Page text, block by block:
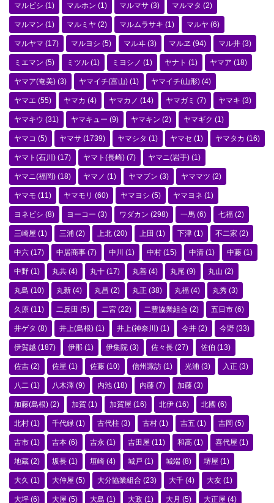
マルビシ (1) マルホン (1) マルマサ (3) マルマタ (2)
マルマン (1) マルミヤ (2) マルムラサキ (1) マルヤ (6)
マルヤマ (17) マルヨシ (5) マルヰ (3) マルヱ (94) マル井 (3)
ミエマン (5) ミツル (1) ミヨシノ (1) ヤナト (1) ヤマア (18)
ヤマア(奄美) (3) ヤマイチ(富山) (1) ヤマイチ(山形) (4)
ヤマエ (55) ヤマカ (4) ヤマカノ (14) ヤマガミ (7) ヤマキ (3)
ヤマキウ (31) ヤマキュー (9) ヤマキン (2) ヤマギク (1)
ヤマコ (5) ヤマサ (1739) ヤマシタ (1) ヤマセ (1) ヤマタカ (16)
ヤマト(石川) (17) ヤマト(長崎) (7) ヤマニ(岩手) (1)
ヤマニ(福岡) (18) ヤマノ (1) ヤマブン (3) ヤママツ (2)
ヤマモ (11) ヤマモリ (60) ヤマヨシ (5) ヤマヨネ (1)
ヨネビシ (8) ヨーコー (3) ワダカン (298) 一馬 (6) 七福 (2)
三崎屋 (1) 三浦 (2) 上北 (20) 上田 (1) 下津 (1) 不二家 (2)
中六 (17) 中居商事 (7) 中川 (1) 中村 (15) 中清 (1) 中藤 (1)
中野 (1) 丸共 (4) 丸十 (17) 丸善 (4) 丸尾 (9) 丸山 (2)
丸島 (10) 丸新 (4) 丸昌 (2) 丸正 (38) 丸福 (4) 丸秀 (3)
久原 (11) 二反田 (5) 二宮 (22) 二豊協業組合 (2) 五日市 (6)
井ゲタ (8) 井上(島根) (1) 井上(神奈川) (1) 今井 (2) 今野 (33)
伊賀越 (187) 伊那 (1) 伊集院 (3) 佐々長 (27) 佐伯 (13)
佐吉 (2) 佐星 (1) 佐藤 (10) 信州諏訪 (1) 光浦 (3) 入正 (3)
八二 (1) 八木澤 (9) 内池 (18) 内藤 (7) 加藤 (3)
加藤(島根) (2) 加賀 (1) 加賀屋 (16) 北伊 (16) 北國 (6)
北村 (1) 千代緑 (1) 古代柱 (3) 古村 (1) 吉五 (1) 吉岡 (5)
吉市 (1) 吉本 (6) 吉永 (1) 吉田屋 (11) 和高 (1) 喜代屋 (1)
地蔵 (2) 坂長 (1) 垣崎 (4) 城戸 (1) 城端 (8) 堺屋 (1)
大久 (1) 大仲屋 (5) 大分協業組合 (23) 大千 (4) 大友 (1)
大坪 (6) 大屋 (5) 大島 (1) 大政 (1) 大月 (5) 大正屋 (4)